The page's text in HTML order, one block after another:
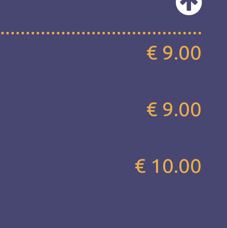
€ 9.00
€ 9.00
€ 10.00